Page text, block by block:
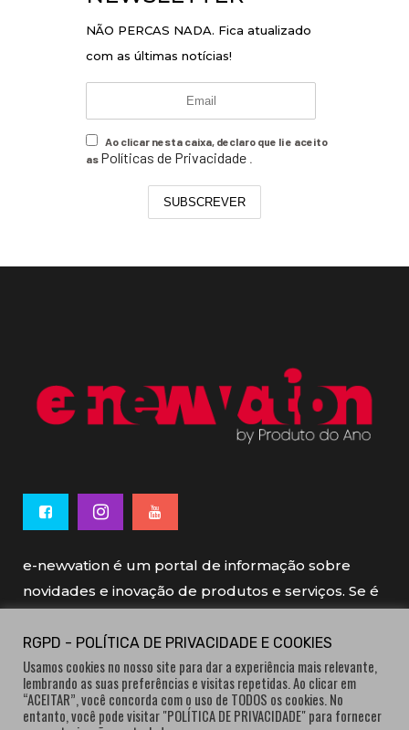
NÃO PERCAS NADA. Fica atualizado
com as últimas notícias!
Ao clicar nesta caixa, declaro que li e aceito
as Políticas de Privacidade
SUBSCREVER
e-newvation é um portal de informação sobre
novidades e inovação de produtos e serviços. Se é
e-newvation tem o patrocínio do “Produto do
Ano”, o prémio de inovação atribuído por
consumidores.
RGPD - POLÍTICA DE PRIVACIDADE E COOKIES
Usamos cookies no nosso site para dar a experiência mais relevante,
lembrando as suas preferências e visitas repetidas. Ao clicar em
“ACEITAR”, você concorda com o uso de TODOS os cookies. No
entanto, você pode visitar "POLÍTICA DE PRIVACIDADE" para fornecer